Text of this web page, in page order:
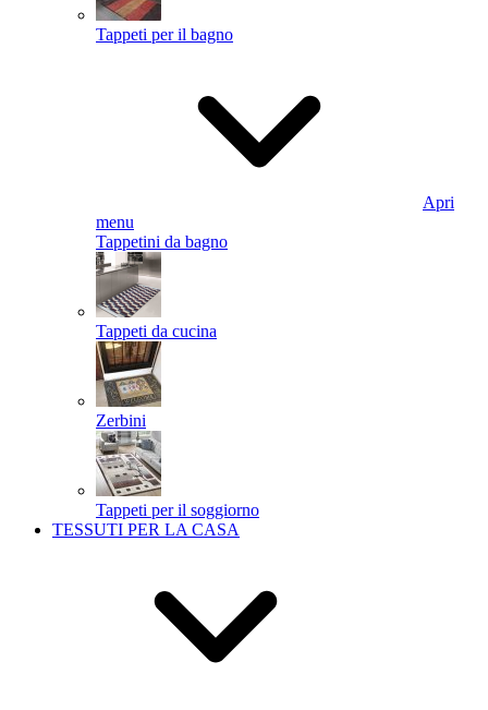
Tappeti per il bagno
Apri
menu
Tappetini da bagno
Tappeti da cucina
Zerbini
Tappeti per il soggiorno
TESSUTI PER LA CASA